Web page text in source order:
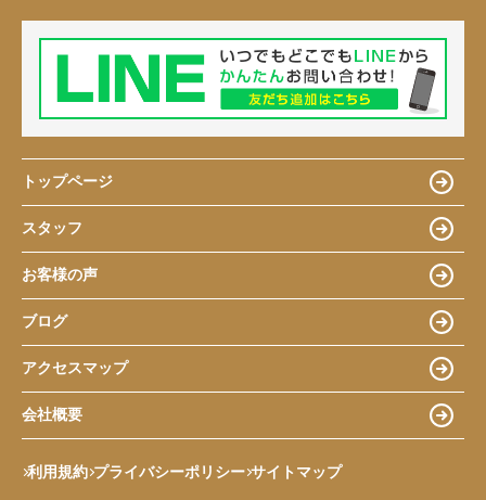
トップページ
スタッフ
お客様の声
ブログ
アクセスマップ
会社概要
利用規約 プライバシーポリシー サイトマップ